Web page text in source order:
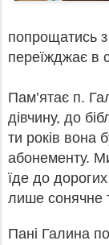
попрощатись
переїжджає в
Пам’ятає п.
дівчину, до
ти років вона
абонементу.
їде до
лише сонячне
Пані Галина